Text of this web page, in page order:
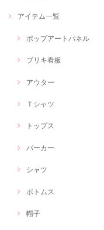
アイテム一覧
ポップアートパネル
ブリキ看板
アウター
Ｔシャツ
トップス
パーカー
シャツ
ボトムス
帽子